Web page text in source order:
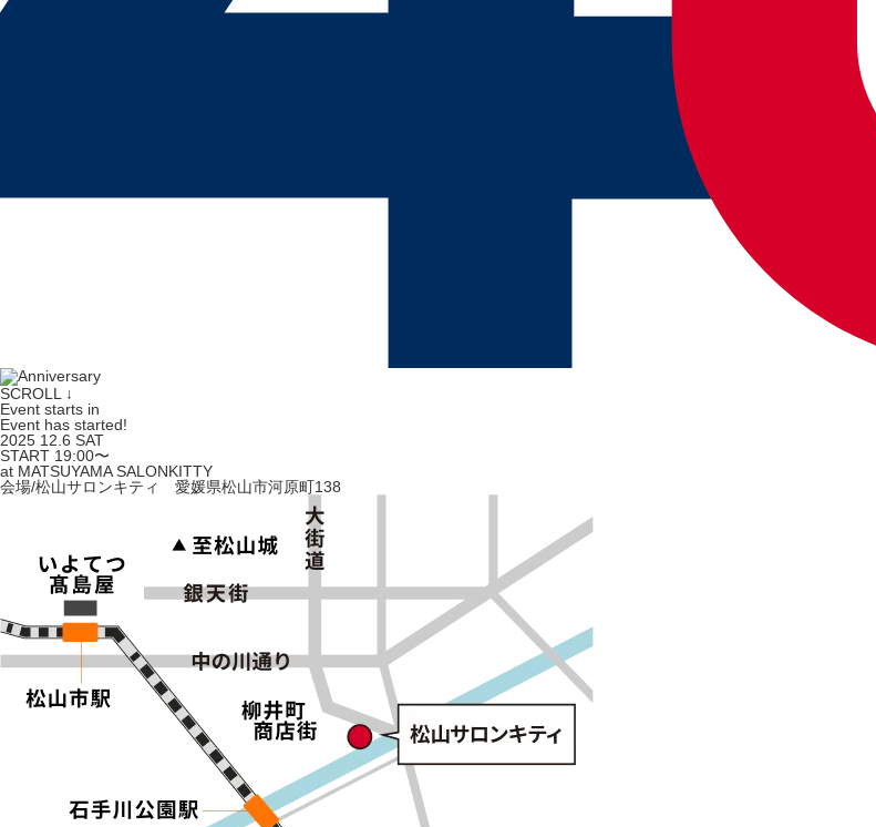
SCROLL
↓
Event starts in
Event has started!
2025 12.6 SAT
START 19:00〜
at MATSUYAMASALONKITTY
会場/松山サロンキティ 愛媛県松山市河原町138